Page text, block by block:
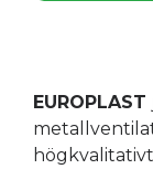
EUROPLAST